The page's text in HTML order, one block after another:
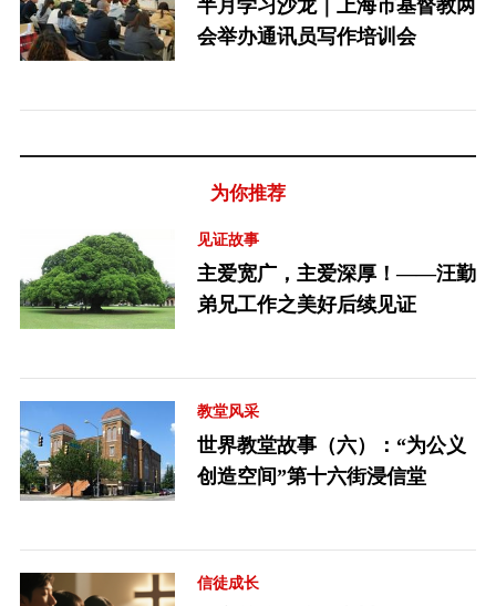
半月学习沙龙｜上海市基督教两
会举办通讯员写作培训会
为你推荐
见证故事
主爱宽广，主爱深厚！——汪勤
弟兄工作之美好后续见证
教堂风采
世界教堂故事（六）：“为公义
创造空间”第十六街浸信堂
信徒成长